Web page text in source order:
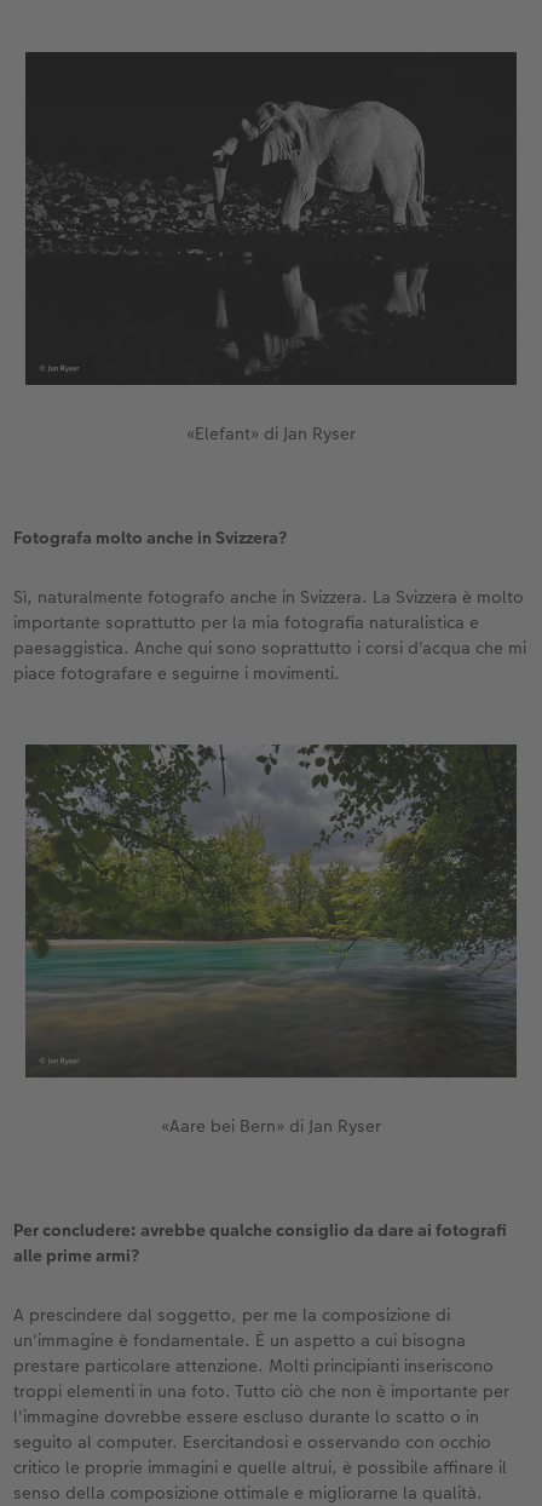
«Elefant» di Jan Ryser
Fotografa molto anche in Svizzera?
Sì, naturalmente fotografo anche in Svizzera. La Svizzera è molto
importante soprattutto per la mia fotografia naturalistica e
paesaggistica. Anche qui sono soprattutto i corsi d'acqua che mi
piace fotografare e seguirne i movimenti.
«Aare bei Bern» di Jan Ryser
Per concludere: avrebbe qualche consiglio da dare ai fotografi
alle prime armi?
A prescindere dal soggetto, per me la composizione di
un'immagine è fondamentale. È un aspetto a cui bisogna
prestare particolare attenzione. Molti principianti inseriscono
troppi elementi in una foto. Tutto ciò che non è importante per
l'immagine dovrebbe essere escluso durante lo scatto o in
seguito al computer. Esercitandosi e osservando con occhio
critico le proprie immagini e quelle altrui, è possibile affinare il
senso della composizione ottimale e migliorarne la qualità.